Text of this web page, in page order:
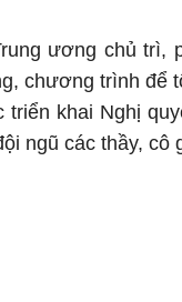
ương chủ
chương trình để
triển khai Nghị
ngũ các thầy, cô